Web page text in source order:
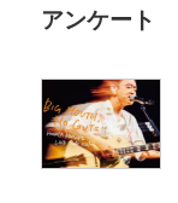
アンケート